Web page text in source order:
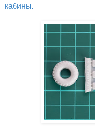
кабины.